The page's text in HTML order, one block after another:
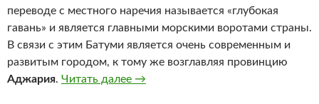
переводе с местного наречия называется «глубокая
гавань» и является главными морскими воротами страны.
В связи с этим Батуми является очень современным и
развитым городом, к тому же возглавляя провинцию
Аджария. Читать далее Батуми
→